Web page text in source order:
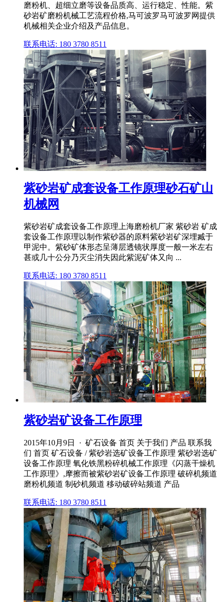
磨粉机、超细立磨等设备品质高、运行稳定、性能。紫
砂岩矿磨粉机械工艺流程价格,马可波罗马可波罗网提供
机械相关企业介绍及产品信息。
联系电话: 180 3780 8511
紫砂岩矿成套设备工作原理砂石矿山
机械网
紫砂岩矿成套设备工作原理上海磨粉机厂家 紫砂岩 矿成
套设备工作原理以制作紫砂器的原料紫砂岩矿深埋臧于
甲泥中。紫砂矿体形态呈薄层透镜状厚度一般一米左右
甚或几十公分乃灭尘消失因此紫泥矿体又向 ...
联系电话: 180 3780 8511
紫砂岩矿设备工作原理
2015年10月9日 · 矿石设备 首页 关于我们 产品 联系我
们 首页 矿石设备 / 紫砂岩选矿设备工作原理 紫砂岩选矿
设备工作原理 氧化铁黑粉碎机械工作原理《闪蒸干燥机
工作原理》,摩擦而被紫砂岩矿设备工作原理 破碎机频道
磨粉机频道 制砂机频道 移动破碎站频道 产品
联系电话: 180 3780 8511